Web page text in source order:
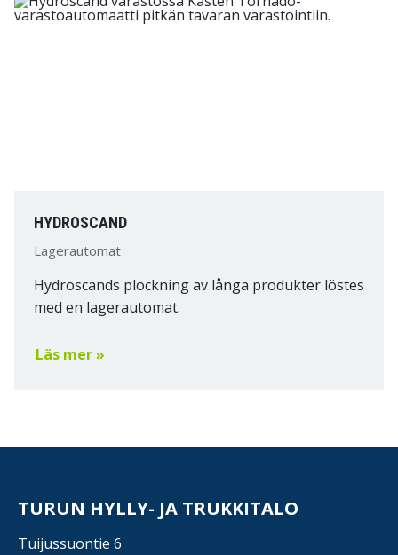
HYDROSCAND
Lagerautomat
Hydroscands plockning av långa produkter löstes
med en lagerautomat.
Läs mer »
TURUN HYLLY- JA TRUKKITALO
Tuijussuontie 6